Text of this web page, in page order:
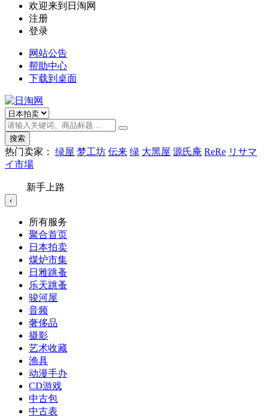
欢迎来到日淘网
注册
登录
网站公告
帮助中心
下载到桌面
搜索
热门卖家： 绿屋 梦工坊 伝来 绿 大黑屋 源氏庵 ReRe リサマ
イ市場
新手上路
‹
所有服务
聚合首页
日本拍卖
煤炉市集
日雅跳蚤
乐天跳蚤
骏河屋
音频
奢侈品
摄影
艺术收藏
渔具
动漫手办
CD游戏
中古包
中古表